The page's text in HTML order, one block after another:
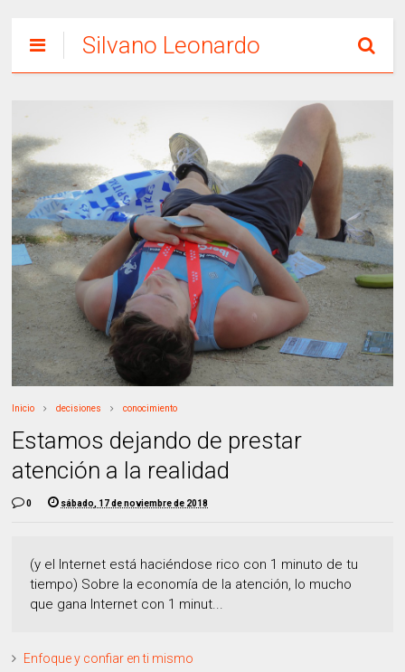
Silvano Leonardo
Inicio decisiones conocimiento
Estamos dejando de prestar
atención a la realidad
0 sábado, 17 de noviembre de 2018
(y el Internet está haciéndose rico con 1 minuto de tu
tiempo) Sobre la economía de la atención, lo mucho
que gana Internet con 1 minut...
Enfoque y confiar en ti mismo